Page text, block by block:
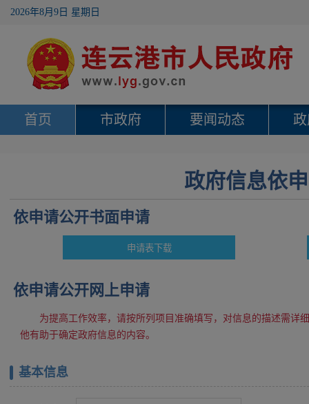
2026年8月9日 星期日
首页 市政府 要闻动态
政府信息依
依申请公开书面申请
依申请公开网上申请
为提高工作效率，请按所列项目准确填写，对信息的描述需详
他有助于确定政府信息的内容。
基本信息